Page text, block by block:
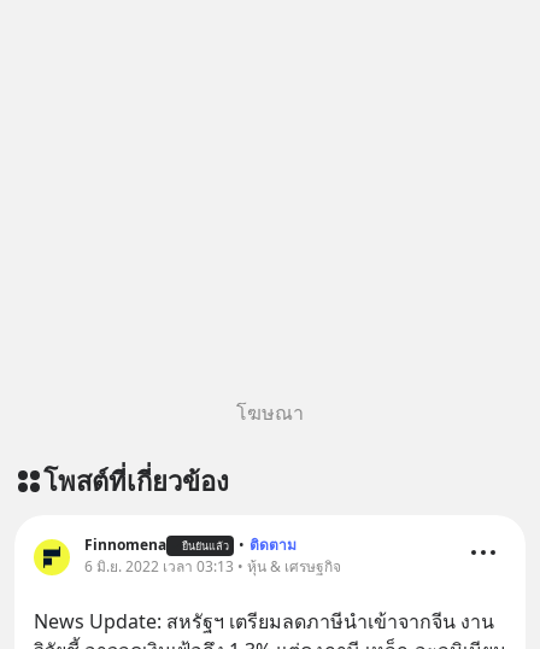
โฆษณา
โพสต์ที่เกี่ยวข้อง
Finnomena ยืนยันแล้ว • ติดตาม
6 มิ.ย. 2022 เวลา 03:13 • หุ้น & เศรษฐกิจ
News Update: สหรัฐฯ เตรียมลดภาษีนำเข้าจากจีน งาน